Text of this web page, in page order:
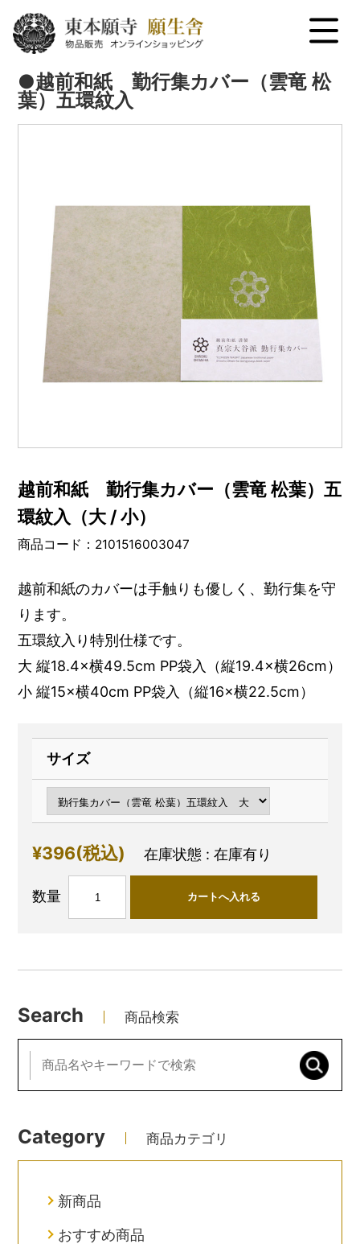
menu
●越前和紙 勤行集カバー（雲竜 松
葉）五環紋入
越前和紙 勤行集カバー（雲竜 松葉）五
環紋入（大 / 小）
商品コード：2101516003047
越前和紙のカバーは手触りも優しく、勤行集を守
ります。
五環紋入り特別仕様です。
大 縦18.4×横49.5cm PP袋入（縦19.4×横26cm）
小 縦15×横40cm PP袋入（縦16×横22.5cm）
サイズ
¥396(税込) 在庫状態 :在庫有り
数量
Search 商品検索
Category 商品カテゴリ
新商品
おすすめ商品